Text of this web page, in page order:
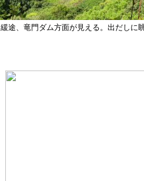
緩途、竜門ダム方面が見える。出だしに